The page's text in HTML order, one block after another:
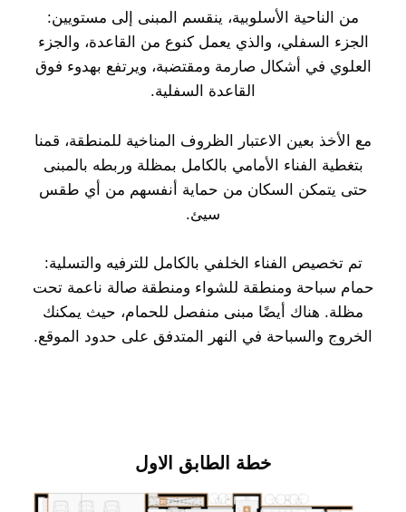
من الناحية الأسلوبية، ينقسم المبنى إلى مستويين:
الجزء السفلي، والذي يعمل كنوع من القاعدة، والجزء
العلوي في أشكال صارمة ومقتضبة، ويرتفع بهدوء فوق
القاعدة السفلية.
مع الأخذ بعين الاعتبار الظروف المناخية للمنطقة، قمنا
بتغطية الفناء الأمامي بالكامل بمظلة وربطه بالمبنى
حتى يتمكن السكان من حماية أنفسهم من أي طقس
سيئ.
تم تخصيص الفناء الخلفي بالكامل للترفيه والتسلية:
حمام سباحة ومنطقة للشواء ومنطقة صالة ناعمة تحت
مظلة. هناك أيضًا مبنى منفصل للحمام، حيث يمكنك
الخروج والسباحة في النهر المتدفق على حدود الموقع.
خطة الطابق الاول